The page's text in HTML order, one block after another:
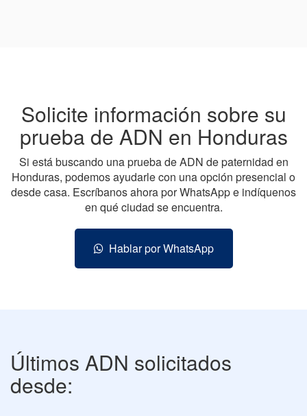
Solicite información sobre su
prueba de ADN en Honduras
Si está buscando una prueba de ADN de paternidad en
Honduras, podemos ayudarle con una opción presencial o
desde casa. Escríbanos ahora por WhatsApp e indíquenos
en qué ciudad se encuentra.
Hablar por WhatsApp
Últimos ADN solicitados
desde: